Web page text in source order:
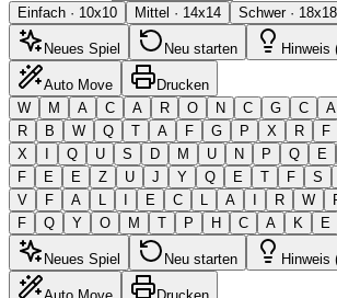
Einfach · 10x10 Mittel · 14x14 Schwer· 18x18
Neues Spiel Neu starten Hinweis
Auto Move
Drucken
W
M A C A R O N C G C A
R
B W Q T A F G P X R F
X
I Q U S D M U N P Q E
F
E E Z U J Y Q E T F S
V
F A L I E C L A I R W
F
Q Y O M T P H C A K E
Neues Spiel Neu starten Hinweis